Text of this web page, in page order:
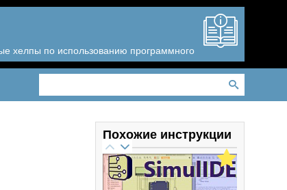
хелпы по использованию программного
Похожие инструкции